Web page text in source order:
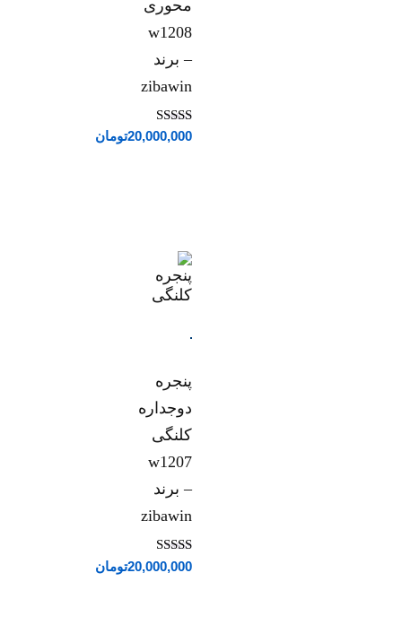
محوری
w1208
– برند
zibawin
نمره
20,000,000تومان
پنجره
دوجداره
کلنگی
w1207
– برند
zibawin
نمره
20,000,000تومان